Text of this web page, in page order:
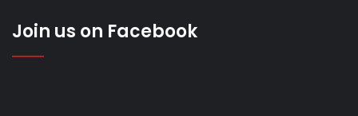
Join us on Facebook